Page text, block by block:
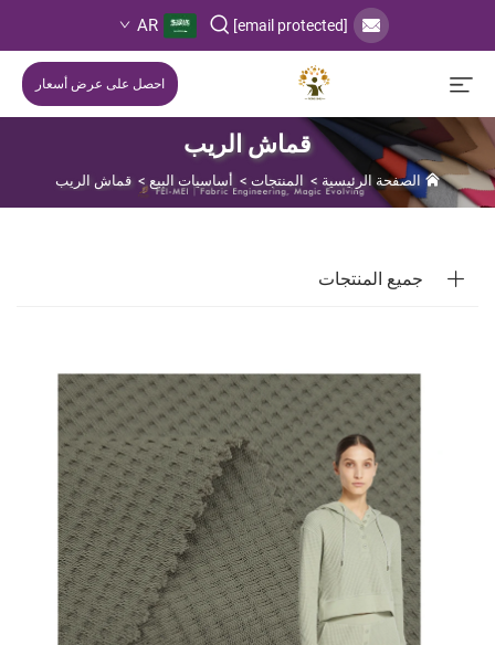
[email protected]
AR
احصل على عرض أسعار
قماش الريب
الصفحة الرئيسية > المنتجات > أساسيات البيع >قماش الريب
جميع المنتجات